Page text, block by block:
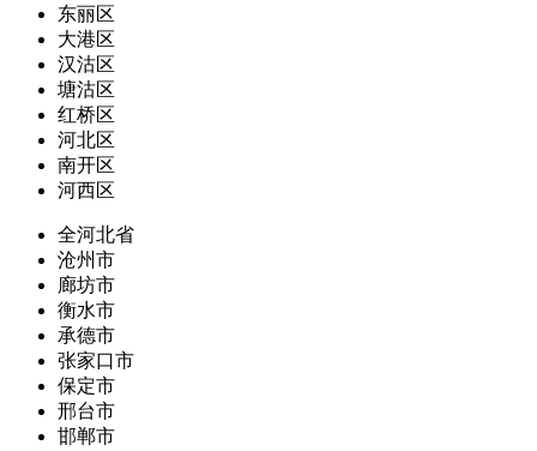
东丽区
大港区
汉沽区
塘沽区
红桥区
河北区
南开区
河西区
全河北省
沧州市
廊坊市
衡水市
承德市
张家口市
保定市
邢台市
邯郸市